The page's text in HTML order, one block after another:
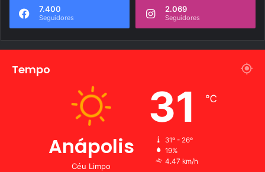
7.400
Seguidores
2.069
Seguidores
Tempo
Anápolis
Céu Limpo
31 ℃
31º - 26º
19%
4.47 km/h